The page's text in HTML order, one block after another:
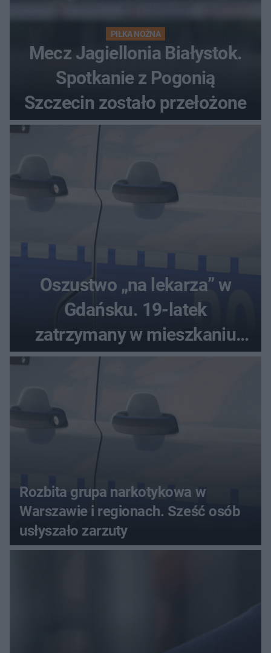
PIŁKA NOŻNA
Mecz Jagiellonia Białystok.
Spotkanie z Pogonią
Szczecin zostało przełożone
Oszustwo „na lekarza” w
Gdańsku. 19-latek
zatrzymany w mieszkaniu
seniora
Rozbita grupa narkotykowa w
Warszawie i regionach. Sześć osób
usłyszało zarzuty